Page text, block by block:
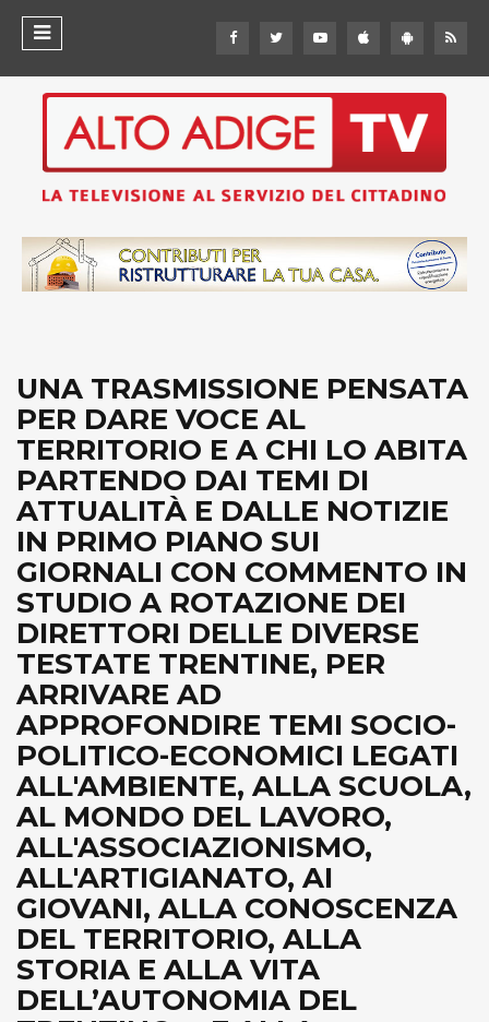
UNA TRASMISSIONE PENSATA
PER DARE VOCE AL
TERRITORIO E A CHI LO ABITA
PARTENDO DAI TEMI DI
ATTUALITÀ E DALLE NOTIZIE
IN PRIMO PIANO SUI
GIORNALI CON COMMENTO IN
STUDIO A ROTAZIONE DEI
DIRETTORI DELLE DIVERSE
TESTATE TRENTINE, PER
ARRIVARE AD
APPROFONDIRE TEMI SOCIO-
POLITICO-ECONOMICI LEGATI
ALL'AMBIENTE, ALLA SCUOLA,
AL MONDO DEL LAVORO,
ALL'ASSOCIAZIONISMO,
ALL'ARTIGIANATO, AI
GIOVANI, ALLA CONOSCENZA
DEL TERRITORIO, ALLA
STORIA E ALLA VITA
DELL’AUTONOMIA DEL